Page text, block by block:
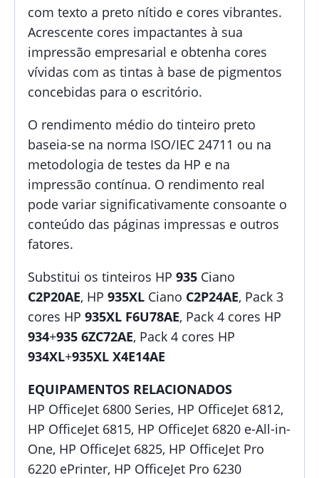
com texto a preto nítido e cores vibrantes.
Acrescente cores impactantes à sua
impressão empresarial e obtenha cores
vívidas com as tintas à base de pigmentos
concebidas para o escritório.
O rendimento médio do tinteiro preto
baseia-se na norma ISO/IEC 24711 ou na
metodologia de testes da HP e na
impressão contínua. O rendimento real
pode variar significativamente consoante o
conteúdo das páginas impressas e outros
fatores.
Substitui os tinteiros HP 935 Ciano
C2P20AE, HP 935XL Ciano C2P24AE, Pack 3
cores HP 935XL F6U78AE, Pack 4 cores HP
934+935 6ZC72AE, Pack 4 cores HP
934XL+935XL X4E14AE
EQUIPAMENTOS RELACIONADOS
HP OfficeJet 6800 Series, HP OfficeJet 6812,
HP OfficeJet 6815, HP OfficeJet 6820 e-All-in-
One, HP OfficeJet 6825, HP OfficeJet Pro
6220 ePrinter, HP OfficeJet Pro 6230